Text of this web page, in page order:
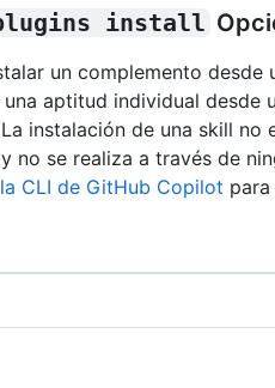
install
un complemento desde
aptitud individual desde
instalación de una skill no
no se realiza a través de
CLI de GitHub Copilot